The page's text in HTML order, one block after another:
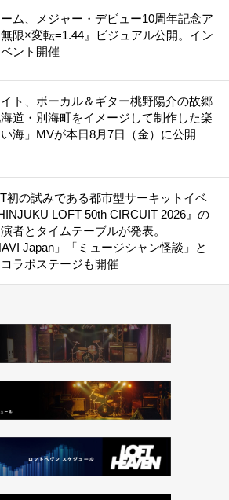
ム、メジャー・デビュー10周年記念ア
限×変転=1.44』ビジュアル公開。イン
ント開催
ト、ボーカル＆ギター桃野陽介の故郷
道・別海町をイメージして制作した楽
海」MVが本日8月7日（金）に公開
初の試みである都市型サーキットイベ
LOFT 50th CIRCUIT 2026』の
者とタイムテーブルが発表。
Japan」「ミュージシャン怪談」と
ラボステージも開催